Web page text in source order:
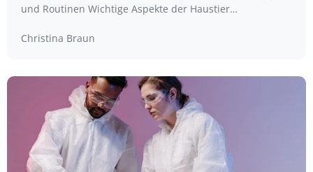
und Routinen Wichtige Aspekte der Haustier…
Christina Braun